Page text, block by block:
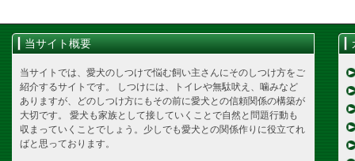
当サイト概要
当サイトでは、愛犬のしつけで悩む飼い主さんにそのしつけ方をご
紹介するサイトです。 しつけには、トイレや無駄吠え、噛みなど
ありますが、どのしつけ方にもその前に愛犬との信頼関係の構築が
大切です。 愛犬も家族として接していくことで自然と問題行動も
収まっていくことでしょう。少しでも愛犬との関係作りに役立てれ
ばと思っております。